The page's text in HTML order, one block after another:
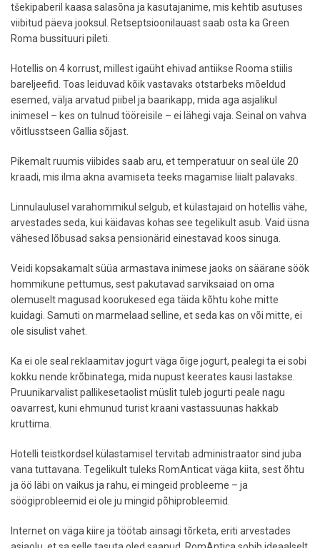
tšekipaberil kaasa salasõna ja kasutajanime, mis kehtib asutuses
viibitud päeva jooksul. Retseptsioonilauast saab osta ka Green
Roma bussituuri pileti.
Hotellis on 4 korrust, millest igaüht ehivad antiikse Rooma stiilis
bareljeefid. Toas leiduvad kõik vastavaks otstarbeks mõeldud
esemed, välja arvatud piibel ja baarikapp, mida aga asjalikul
inimesel – kes on tulnud tööreisile – ei lähegi vaja. Seinal on vahva
võitlusstseen Gallia sõjast.
Pikemalt ruumis viibides saab aru, et temperatuur on seal üle 20
kraadi, mis ilma akna avamiseta teeks magamise liialt palavaks.
Linnulaulusel varahommikul selgub, et külastajaid on hotellis vähe,
arvestades seda, kui käidavas kohas see tegelikult asub. Vaid üsna
vähesed lõbusad saksa pensionärid einestavad koos sinuga.
Veidi kopsakamalt süüa armastava inimese jaoks on säärane söök
hommikune pettumus, sest pakutavad sarviksaiad on oma
olemuselt magusad koorukesed ega täida kõhtu kohe mitte
kuidagi. Samuti on marmelaad selline, et seda kas on või mitte, ei
ole sisulist vahet.
Ka ei ole seal reklaamitav jogurt väga õige jogurt, pealegi ta ei sobi
kokku nende krõbinatega, mida nupust keerates kausi lastakse.
Pruunikarvalist pallikesetaolist müslit tuleb jogurti peale nagu
oavarrest, kuni ehmunud turist kraani vastassuunas hakkab
kruttima.
Hotelli teistkordsel külastamisel tervitab administraator sind juba
vana tuttavana. Tegelikult tuleks RomAnticat väga kiita, sest õhtu
ja öö läbi on vaikus ja rahu, ei mingeid probleeme – ja
söögiprobleemid ei ole ju mingid põhiprobleemid.
Internet on väga kiire ja töötab ainsagi tõrketa, eriti arvestades